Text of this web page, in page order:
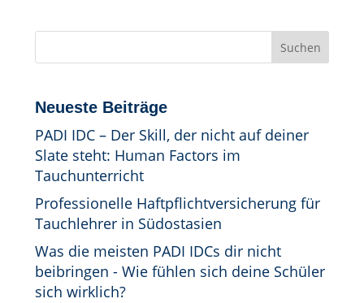
Suchen
Neueste Beiträge
PADI IDC – Der Skill, der nicht auf deiner
Slate steht: Human Factors im
Tauchunterricht
Professionelle Haftpflichtversicherung für
Tauchlehrer in Südostasien
Was die meisten PADI IDCs dir nicht
beibringen - Wie fühlen sich deine Schüler
sich wirklich?